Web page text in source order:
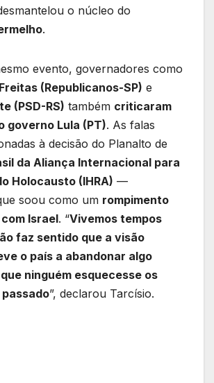
o núcleo do
.
evento, governadores como
(Republicanos-SP) e
(PSD-RS) também criticaram
governo Lula (PT). As falas
à decisão do Planalto de
da Aliança Internacional para
Holocausto (IHRA) —
soou como um rompimento
Israel. “Vivemos tempos
faz sentido que a visão
o país a abandonar algo
ninguém esquecesse os
”, declarou Tarcísio.